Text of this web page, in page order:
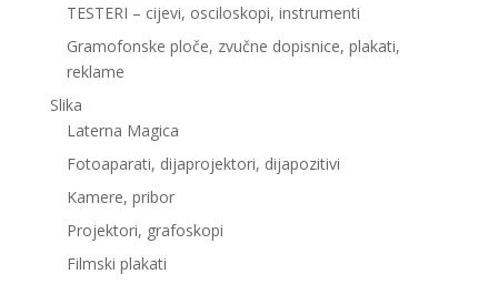
TESTERI – cijevi, osciloskopi, instrumenti
Gramofonske ploče, zvučne dopisnice, plakati,
reklame
Slika
Laterna Magica
Fotoaparati, dijaprojektori, dijapozitivi
Kamere, pribor
Projektori, grafoskopi
Filmski plakati